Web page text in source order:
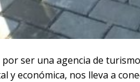
ser una agencia de
y económica, nos lleva a